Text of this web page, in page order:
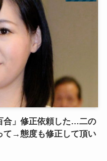
」修正依頼した…二の
→態度も修正して頂い